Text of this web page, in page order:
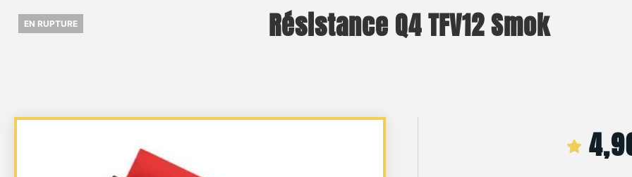
Résistance Q4 TFV12 Smok
EN RUPTURE